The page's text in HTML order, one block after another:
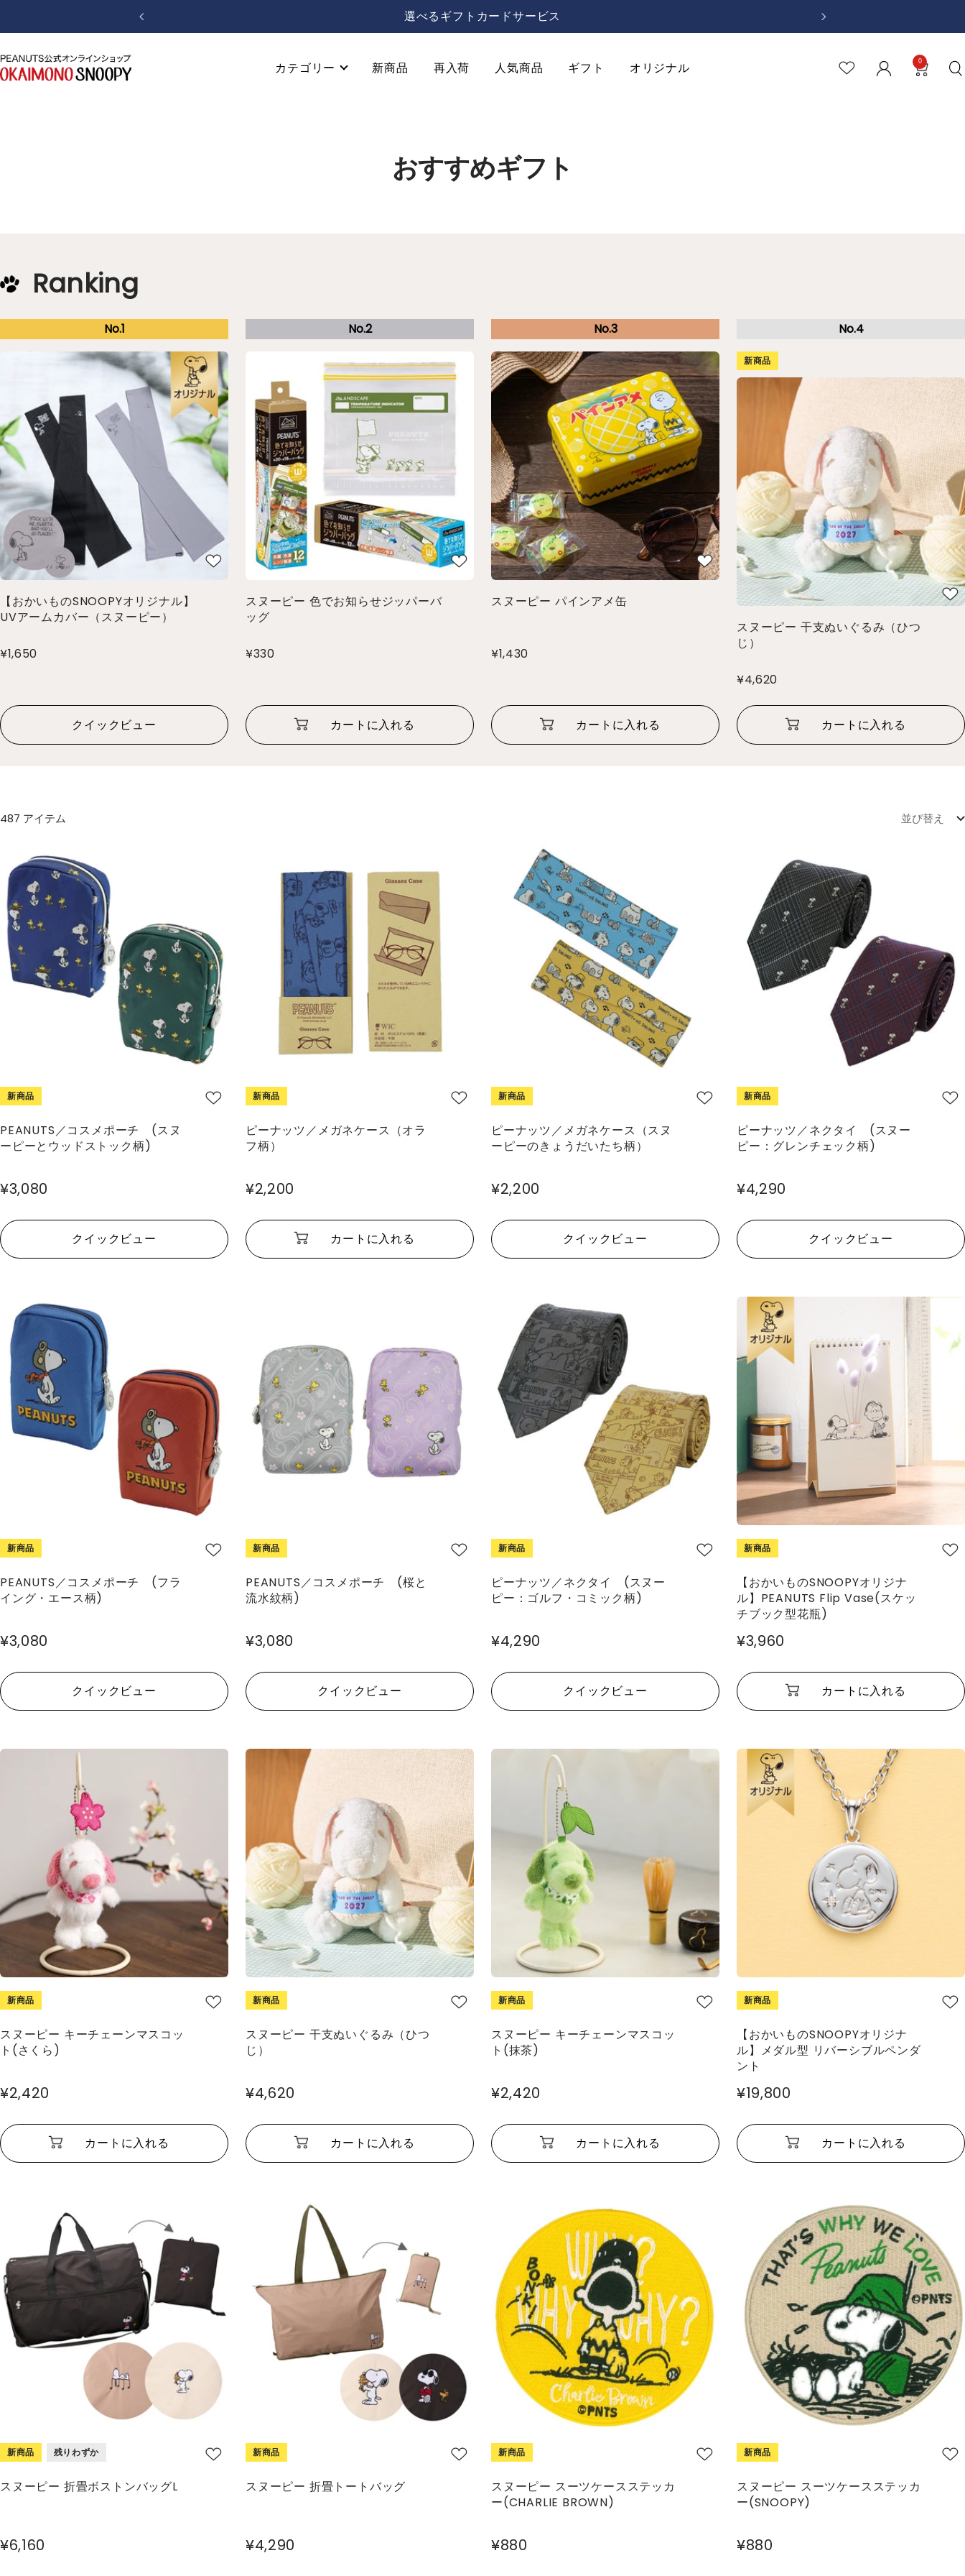
ン
ツ
戻
【重要】「利用規約」および「個人情報の取扱いに関する規約」について（2025年8月28日改定）
次
お
か
カテゴリー 新商品 再入荷 人気商品 ギフト オリジナル 0
おすすめギフト
Ranking
【おかいものSNOOPYオリジナル】
UVアームカバー（スヌーピー）
¥1,650
クイックビュー
スヌーピー 色でお知らせジッパーバ
ッグ
¥330
カートに入れる
スヌーピー パインアメ缶
¥1,430
カートに入れる
新商品
スヌーピー 干支ぬいぐるみ（ひつ
じ）
¥4,620
カートに入れる
487 アイテム 並び替え
新商品
PEANUTS／コスメポーチ (スヌ
ーピーとウッドストック柄)
¥3,080
クイックビュー
新商品
ピーナッツ／メガネケース（オラ
フ柄）
¥2,200
カートに入れる
新商品
ピーナッツ／メガネケース（スヌ
ーピーのきょうだいたち柄）
¥2,200
クイックビュー
新商品
ピーナッツ／ネクタイ (スヌー
ピー：グレンチェック柄)
¥4,290
クイックビュー
新商品
PEANUTS／コスメポーチ (フラ
イング・エース柄)
¥3,080
クイックビュー
新商品
PEANUTS／コスメポーチ (桜と
流水紋柄)
¥3,080
クイックビュー
新商品
ピーナッツ／ネクタイ (スヌー
ピー：ゴルフ・コミック柄)
¥4,290
クイックビュー
新商品
【おかいものSNOOPYオリジナ
ル】PEANUTS Flip Vase(スケッ
チブック型花瓶)
¥3,960
カートに入れる
新商品
スヌーピー キーチェーンマスコッ
ト(さくら)
¥2,420
カートに入れる
新商品
スヌーピー 干支ぬいぐるみ（ひつ
じ）
¥4,620
カートに入れる
新商品
スヌーピー キーチェーンマスコッ
ト(抹茶)
¥2,420
カートに入れる
新商品
【おかいものSNOOPYオリジナ
ル】メダル型 リバーシブルペンダ
ント
¥19,800
カートに入れる
新商品 残りわずか
スヌーピー 折畳ボストンバッグL
¥6,160
新商品
スヌーピー 折畳トートバッグ
¥4,290
新商品
スヌーピー スーツケースステッカ
ー(CHARLIE BROWN)
¥880
新商品
スヌーピー スーツケースステッカ
ー(SNOOPY)
¥880